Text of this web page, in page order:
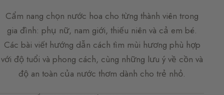
Cẩm nang chọn nước hoa cho từng thành viên trong
gia đình: phụ nữ, nam giới, thiếu niên và cả em bé.
Các bài viết hướng dẫn cách tìm mùi hương phù hợp
với độ tuổi và phong cách, cùng những lưu ý về cồn và
độ an toàn của nước thơm dành cho trẻ nhỏ.